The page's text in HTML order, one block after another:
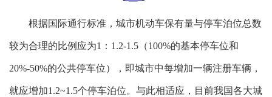
根据国际通行标准，城市机动车保有量与停车泊位总数
较为合理的比例应为1：1.2-1.5（100%的基本停车位和
20%-50%的公共停车位），即城市中每增加一辆注册车辆，
就应增加1.2~1.5个停车泊位。与此相适应，目前我国各大城